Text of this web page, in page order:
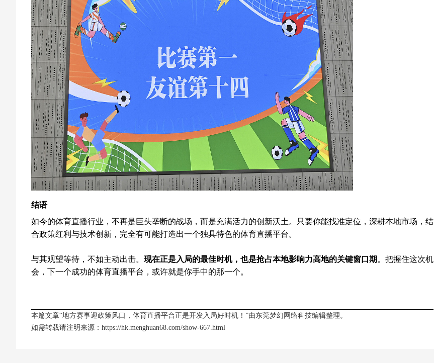
结语
如今的体育直播行业，不再是巨头垄断的战场，而是充满活力的创新沃土。只要你能找准定位，深耕本地市场，结
合政策红利与技术创新，完全有可能打造出一个独具特色的体育直播平台。
与其观望等待，不如主动出击。 现在正是入局的最佳时机，也是抢占本地影响力高地的关键窗口期 。把握住这次机
会，下一个成功的体育直播平台，或许就是你手中的那一个。
本篇文章“地方赛事迎政策风口，体育直播平台正是开发入局好时机！”由东莞梦幻网络科技编辑整理。
如需转载请注明来源： https://hk.menghuan68.com/show-667.html